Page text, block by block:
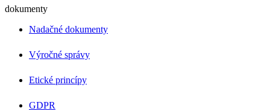
dokumenty
Nadačné dokumenty
Výročné správy
Etické princípy
GDPR